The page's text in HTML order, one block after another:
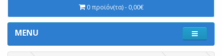
0 προϊόν(τα) - 0,00€
MENU